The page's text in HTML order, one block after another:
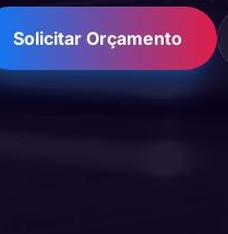
Solicitar Orçamento